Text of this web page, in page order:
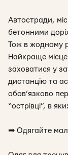
Автостради,
бетонними
Тож в жодному
Найкраще
заховатися у
дистанцію та
обов’язково
“острівці”, в
➡ Одягайте